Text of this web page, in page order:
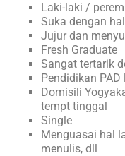
Laki-laki /
Suka dengan
Jujur dan
Fresh Graduate
Sangat tertarik
Pendidikan
Domisili
tempt tinggal
Single
Menguasai hal
menulis, dll